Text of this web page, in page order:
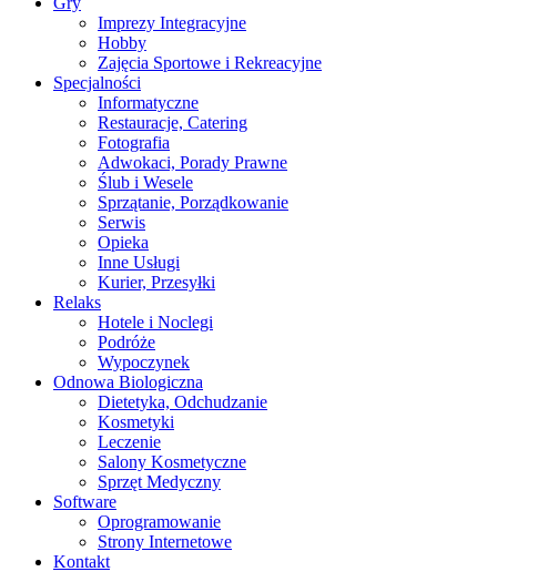
Imprezy Integracyjne
Hobby
Zajęcia Sportowe i Rekreacyjne
Specjalności
Informatyczne
Restauracje, Catering
Fotografia
Adwokaci, Porady Prawne
Ślub i Wesele
Sprzątanie, Porządkowanie
Serwis
Opieka
Inne Usługi
Kurier, Przesyłki
Relaks
Hotele i Noclegi
Podróże
Wypoczynek
Odnowa Biologiczna
Dietetyka, Odchudzanie
Kosmetyki
Leczenie
Salony Kosmetyczne
Sprzęt Medyczny
Software
Oprogramowanie
Strony Internetowe
Kontakt